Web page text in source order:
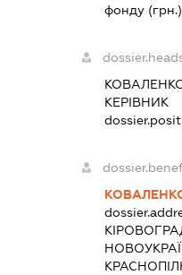
фонду
КЕРІВНИК